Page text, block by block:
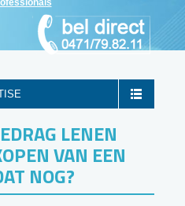
LENEN
VAN EEN
NOG?